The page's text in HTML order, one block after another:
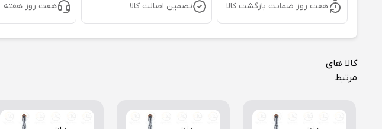
هفت روز ضمانت بازگشت کالا تضمین اصالت کالا هفت روز هفته
کالا های
مرتبط